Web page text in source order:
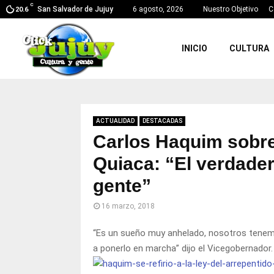
20.6
C
San Salvador de Jujuy 6 agosto, 2026 Nuestro Objetivo
INICIO CULTURA
ACTUALIDAD DESTACADAS
Carlos Haquim
Quiaca: “El
gente”
16 marzo, 2018
“Es un sueño muy anhelado, nosotros
a ponerlo en marcha” dijo el Vicegobernador.